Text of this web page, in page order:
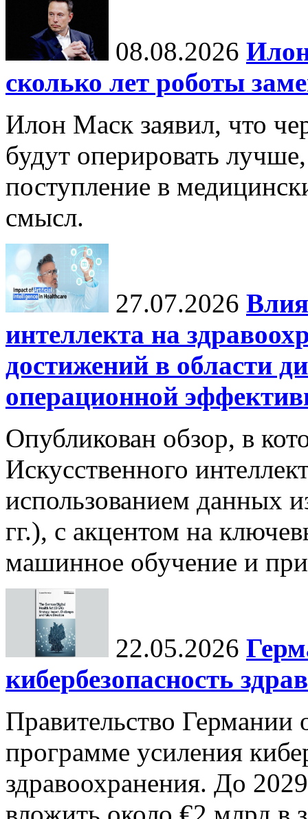
08.08.2026
сколько лет роботы
Илон Маск заявил, что
будут оперировать
поступление в
смысл.
27.07.2026
интеллекта на
достижений в области
операционной
Опубликован обзор, в
Искусственного
использованием данных
гг.), с акцентом на
машинное обучение и
22.05.2026
кибербезопасность
Правительство
программе усиления
здравоохранения. До